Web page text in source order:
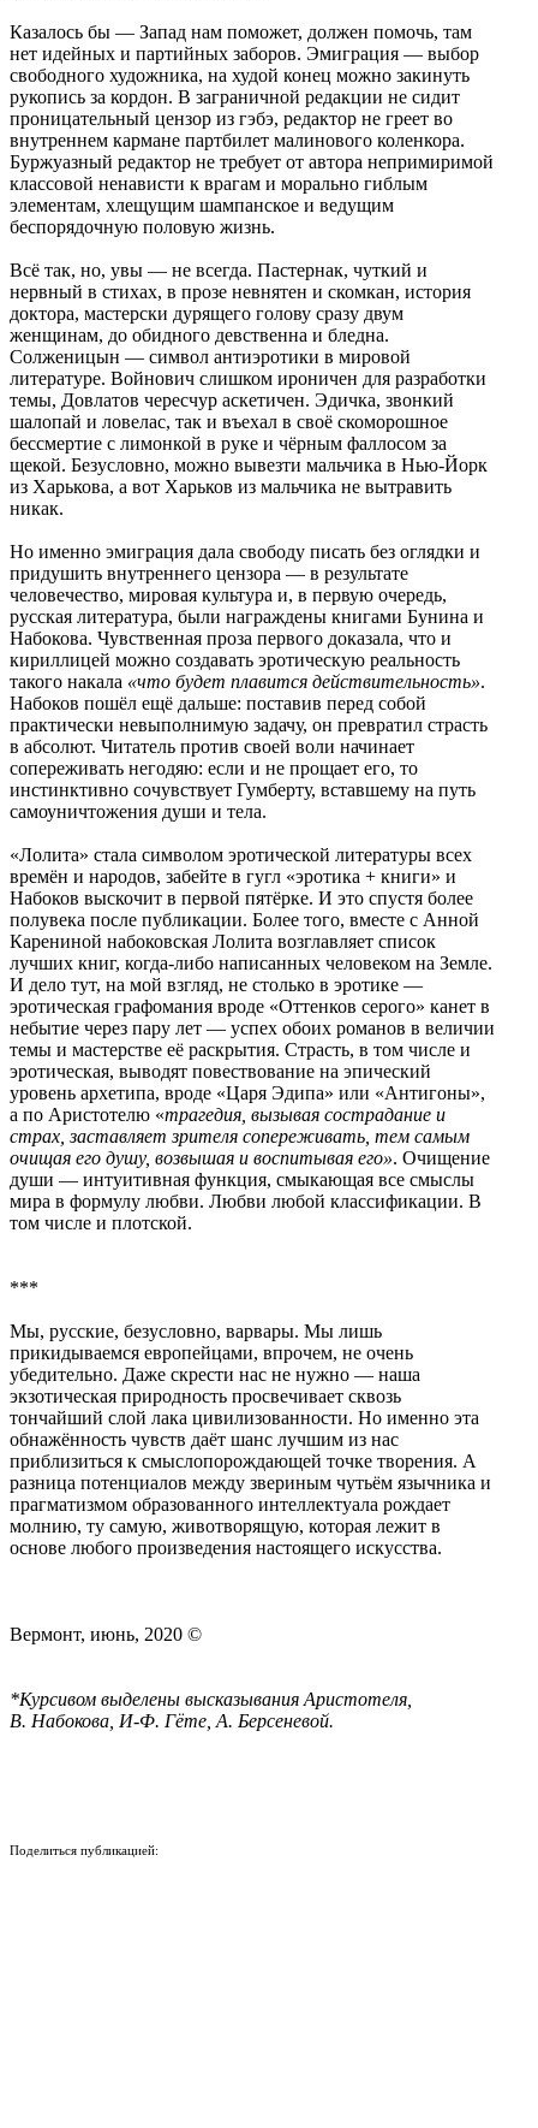
Казалось бы — Запад нам поможет, должен помочь, там
нет идейных и партийных заборов. Эмиграция — выбор
свободного художника, на худой конец можно закинуть
рукопись за кордон. В заграничной редакции не сидит
проницательный цензор из гэбэ, редактор не греет во
внутреннем кармане партбилет малинового коленкора.
Буржуазный редактор не требует от автора непримиримой
классовой ненависти к врагам и морально гиблым
элементам, хлещущим шампанское и ведущим
беспорядочную половую жизнь.
Всё так, но, увы — не всегда. Пастернак, чуткий и
нервный в стихах, в прозе невнятен и скомкан, история
доктора, мастерски дурящего голову сразу двум
женщинам, до обидного девственна и бледна.
Солженицын — символ антиэротики в мировой
литературе. Войнович слишком ироничен для разработки
темы, Довлатов чересчур аскетичен. Эдичка, звонкий
шалопай и ловелас, так и въехал в своё скоморошное
бессмертие с лимонкой в руке и чёрным фаллосом за
щекой. Безусловно, можно вывезти мальчика в Нью-Йорк
из Харькова, а вот Харьков из мальчика не вытравить
никак.
Но именно эмиграция дала свободу писать без оглядки и
придушить внутреннего цензора — в результате
человечество, мировая культура и, в первую очередь,
русская литература, были награждены книгами Бунина и
Набокова. Чувственная проза первого доказала, что и
кириллицей можно создавать эротическую реальность
такого накала «что будет плавится действительность».
Набоков пошёл ещё дальше: поставив перед собой
практически невыполнимую задачу, он превратил страсть
в абсолют. Читатель против своей воли начинает
сопереживать негодяю: если и не прощает его, то
инстинктивно сочувствует Гумберту, вставшему на путь
самоуничтожения души и тела.
«Лолита» стала символом эротической литературы всех
времён и народов, забейте в гугл «эротика + книги» и
Набоков выскочит в первой пятёрке. И это спустя более
полувека после публикации. Более того, вместе с Анной
Карениной набоковская Лолита возглавляет список
лучших книг, когда-либо написанных человеком на Земле.
И дело тут, на мой взгляд, не столько в эротике —
эротическая графомания вроде «Оттенков серого» канет в
небытие через пару лет — успех обоих романов в величии
темы и мастерстве её раскрытия. Страсть, в том числе и
эротическая, выводят повествование на эпический
уровень архетипа, вроде «Царя Эдипа» или «Антигоны»,
а по Аристотелю «трагедия, вызывая сострадание и
страх, заставляет зрителя сопереживать, тем самым
очищая его душу, возвышая и воспитывая его». Очищение
души — интуитивная функция, смыкающая все смыслы
мира в формулу любви. Любви любой классификации. В
том числе и плотской.
***
Мы, русские, безусловно, варвары. Мы лишь
прикидываемся европейцами, впрочем, не очень
убедительно. Даже скрести нас не нужно — наша
экзотическая природность просвечивает сквозь
тончайший слой лака цивилизованности. Но именно эта
обнажённость чувств даёт шанс лучшим из нас
приблизиться к смыслопорождающей точке творения. А
разница потенциалов между звериным чутьём язычника и
прагматизмом образованного интеллектуала рождает
молнию, ту самую, животворящую, которая лежит в
основе любого произведения настоящего искусства.
Вермонт, июнь, 2020 ©
*Курсивом выделены высказывания Аристотеля,
В. Набокова, И-Ф. Гёте, А. Берсеневой.
Поделиться публикацией: